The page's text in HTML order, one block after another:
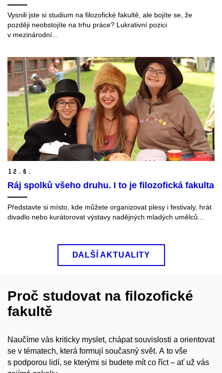
Vysnili jste si studium na filozofické fakultě, ale bojíte se, že
později neobstojíte na trhu práce? Lukrativní pozici
v mezinárodní...
12. 6.
Ráj spolků všeho druhu. I to je filozofická fakulta
Představte si místo, kde můžete organizovat plesy i festivaly, hrát
divadlo nebo kurátorovat výstavy nadějných mladých umělců...
DALŠÍ AKTUALITY
Proč studovat na filozofické
fakultě
Naučíme vás kriticky myslet, chápat souvislosti a orientovat
se v tématech, která formují současný svět. A to vše
s podporou lidí, se kterými si budete mít co říct – ať už vás